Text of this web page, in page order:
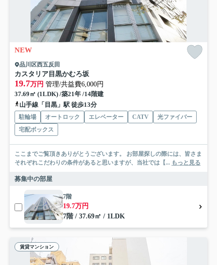
NEW
品川区西五反田
カスタリア目黒かむろ坂
19.7万円 管理/共益費6,000円
37.69㎡ (1LDK) /築21年 /14階建
山手線「目黒」駅 徒歩13分
駐輪場 オートロック エレベーター CATV
光ファイバー
宅配ボックス
ここまでご覧頂きありがとうございます。 お部屋探しの際には、皆さま
それぞれこだわりの条件があると思いますが、当社では【... もっと見る
募集中の部屋
7階
19.7万円
7階 / 37.69㎡ / 1LDK
賃貸マンション